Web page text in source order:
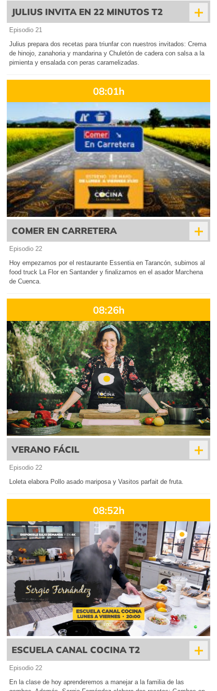
JULIUS INVITA EN 22 MINUTOS T2 +
Episodio 21
Julius prepara dos recetas para triunfar con nuestros invitados: Crema
de hinojo, zanahoria y mandarina y Chuletón de cadera con salsa a la
pimienta y ensalada con peras caramelizadas.
08:01h
COMER EN CARRETERA +
Episodio 22
Hoy empezamos por el restaurante Essentia en Tarancón, subimos al
food truck La Flor en Santander y finalizamos en el asador Marchena
de Cuenca.
08:26h
VERANO FÁCIL +
Episodio 22
Loleta elabora Pollo asado mariposa y Vasitos parfait de fruta.
08:52h
ESCUELA CANAL COCINA T2 +
Episodio 22
En la clase de hoy aprenderemos a manejar a la familia de las